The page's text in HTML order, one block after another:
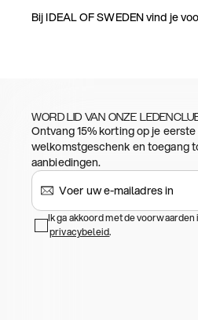
Bij IDEAL OF SWEDEN vind je
WORD LID VAN ONZE
Ontvang 15% korting op je
welkomstgeschenk en toegang
aanbiedingen.
Ik ga akkoord met de
privacybeleid.